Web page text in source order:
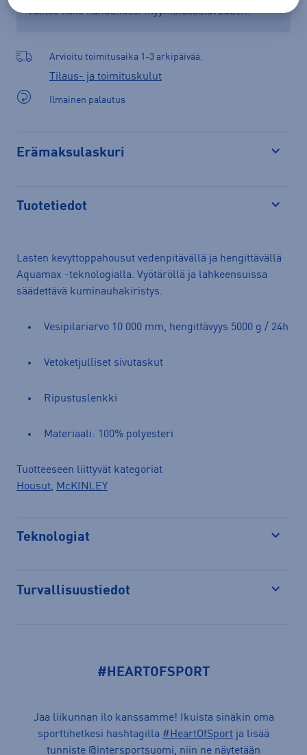
Valitse koko nähdäksesi myymäläsaatavuuden.
Arvioitu toimitusaika 1-3 arkipäivää.
Tilaus- ja toimituskulut
Ilmainen palautus
Erämaksulaskuri
Tuotetiedot
Lasten kevyttoppahousut vedenpitävällä ja hengittävällä
Aquamax -teknologialla. Vyötäröllä ja lahkeensuissa
säädettävä kuminauhakiristys.
Vesipilariarvo 10 000 mm, hengittävyys 5000 g / 24h
Vetoketjulliset sivutaskut
Ripustuslenkki
Materiaali: 100% polyesteri
Tuotteeseen liittyvät kategoriat
Housut, McKINLEY
Teknologiat
Turvallisuustiedot
#HEARTOFSPORT
Jaa liikunnan ilo kanssamme! Ikuista sinäkin oma
sporttihetkesi hashtagilla #HeartOfSport ja lisää
tunniste @intersportsuomi, niin ne näytetään